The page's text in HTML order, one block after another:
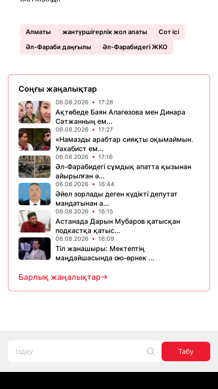
Алматы жантүршігерлік жол апаты
Сот ісі
Әл-Фараби даңғылы
Әл-Фарабидегі ЖКО
Соңғы жаңалықтар
06.08.2026 17:28
Ақтөбеде Баян Алагөзова мен Динара
Сәтжанның ем...
06.08.2026 17:27
«Намазды арабтар сияқты оқымаймын.
Уахабист ем...
06.08.2026 17:16
Әл-Фарабидегі сұмдық апатта қызынан
айырылған ә...
06.08.2026 16:44
Әйел зорлады деген күдікті депутат
мандатынан а...
06.08.2026 16:15
Астанада Дарын Мубаров қатысқан
подкастқа қатыс...
06.08.2026 16:09
Тіл жанашыры: Мектептің
маңдайшасында ою-өрнек ...
Барлық жаңалықтар
Табу